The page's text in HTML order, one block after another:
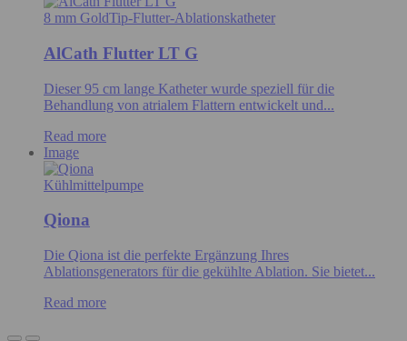
8 mm GoldTip-Flutter-Ablationskatheter
AlCath Flutter LT G
Dieser 95 cm lange Katheter wurde speziell für die
Behandlung von atrialem Flattern entwickelt und...
Read more
Image
Kühlmittelpumpe
Qiona
Die Qiona ist die perfekte Ergänzung Ihres
Ablationsgenerators für die gekühlte Ablation. Sie bietet...
Read more